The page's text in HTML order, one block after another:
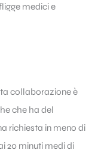
medici e
collaborazione è
che ha del
richiesta in meno di
20 minuti medi di